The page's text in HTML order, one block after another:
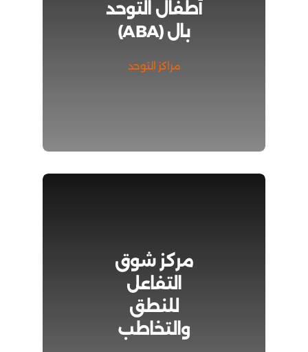
أطفال التوحد
بال (ABA)
مراكز التوحد
مركز شوق
التفاعل
للنطق
والتخاطب